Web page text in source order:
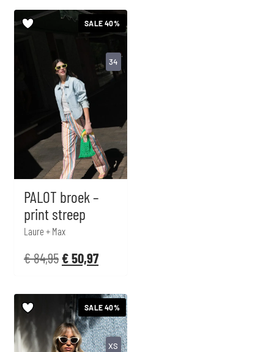
SALE 40%
PALOT broek –
print streep
Laure + Max
€84,95€50,97
34
SALE 40%
XS